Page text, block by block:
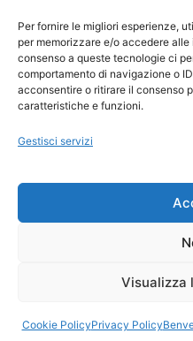
Per fornire le migliori esperienze,
per memorizzare e/o accedere
consenso a queste tecnologie ci
comportamento di navigazione o
acconsentire o ritirare il consenso
caratteristiche e funzioni.
Gestisci servizi
Visualizza
Cookie PolicyPrivacy Policy
Ora Esatta in Italia in
Ti Senti Strano
la Risonanza di
Come Sapere Se Stai
Copyright 2026
📰 Contenuto Umano
Privacy Coockie